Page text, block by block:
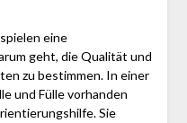
eine
geht, die Qualität und
zu bestimmen. In einer
und Fülle vorhanden
Sie